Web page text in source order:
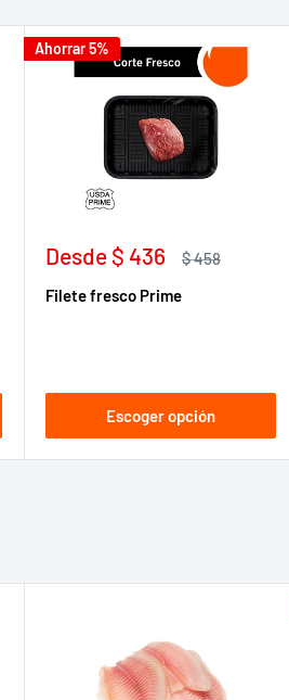
Ahorrar 5%
Precio
venta
Desde $ 436
Precio
$ 458
Filete fresco Prime
Escoger opción